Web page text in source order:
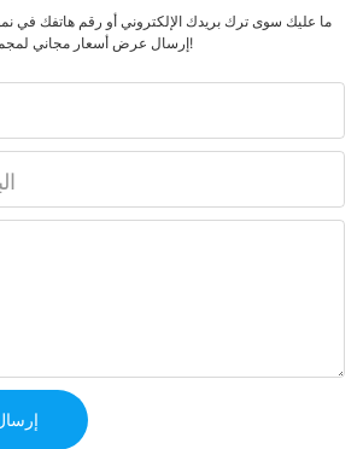
ما عليك سوى ترك بريدك الإلكتروني أو رقم هاتفك في
إرسال عرض أسعار مجاني لمجموعتنا الواسعة من التصاميم!